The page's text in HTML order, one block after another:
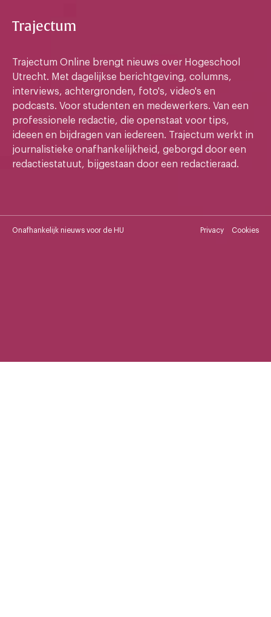
Trajectum
Trajectum Online brengt nieuws over Hogeschool
Utrecht. Met dagelijkse berichtgeving, columns,
interviews, achtergronden, foto's, video's en
podcasts. Voor studenten en medewerkers. Van een
professionele redactie, die openstaat voor tips,
ideeen en bijdragen van iedereen. Trajectum werkt in
journalistieke onafhankelijkheid, geborgd door een
redactiestatuut, bijgestaan door een redactieraad.
Onafhankelijk nieuws voor de HU Privacy Cookies